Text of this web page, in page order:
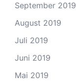
September 2019
August 2019
Juli 2019
Juni 2019
Mai 2019